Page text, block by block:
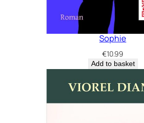
Sophie
€10.99
Add to basket